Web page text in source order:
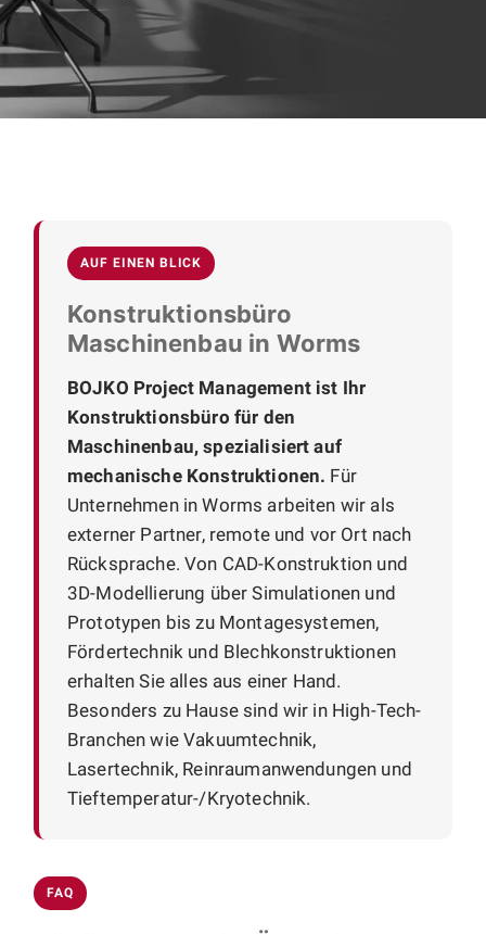
AUF EINEN BLICK
Konstruktionsbüro
Maschinenbau in Worms
BOJKO Project Management ist Ihr
Konstruktionsbüro für den
Maschinenbau, spezialisiert auf
mechanische Konstruktionen. Für
Unternehmen in Worms arbeiten wir als
externer Partner, remote und vor Ort nach
Rücksprache. Von CAD-Konstruktion und
3D-Modellierung über Simulationen und
Prototypen bis zu Montagesystemen,
Fördertechnik und Blechkonstruktionen
erhalten Sie alles aus einer Hand.
Besonders zu Hause sind wir in High-Tech-
Branchen wie Vakuumtechnik,
Lasertechnik, Reinraumanwendungen und
Tieftemperatur-/Kryotechnik.
FAQ